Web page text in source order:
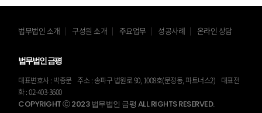
법무법인 소개 구성원 소개 주요업무 성공사례 온라인 상담
법무법인 금평
대표변호사 : 박종문 주소 : 송파구 법원로 90, 1008호(문정동, 파트너스2)
대표전
화 : 02-403-3600
COPYRIGHT Ⓒ 2023 법무법인 금평 ALL RIGHTS RESERVED.